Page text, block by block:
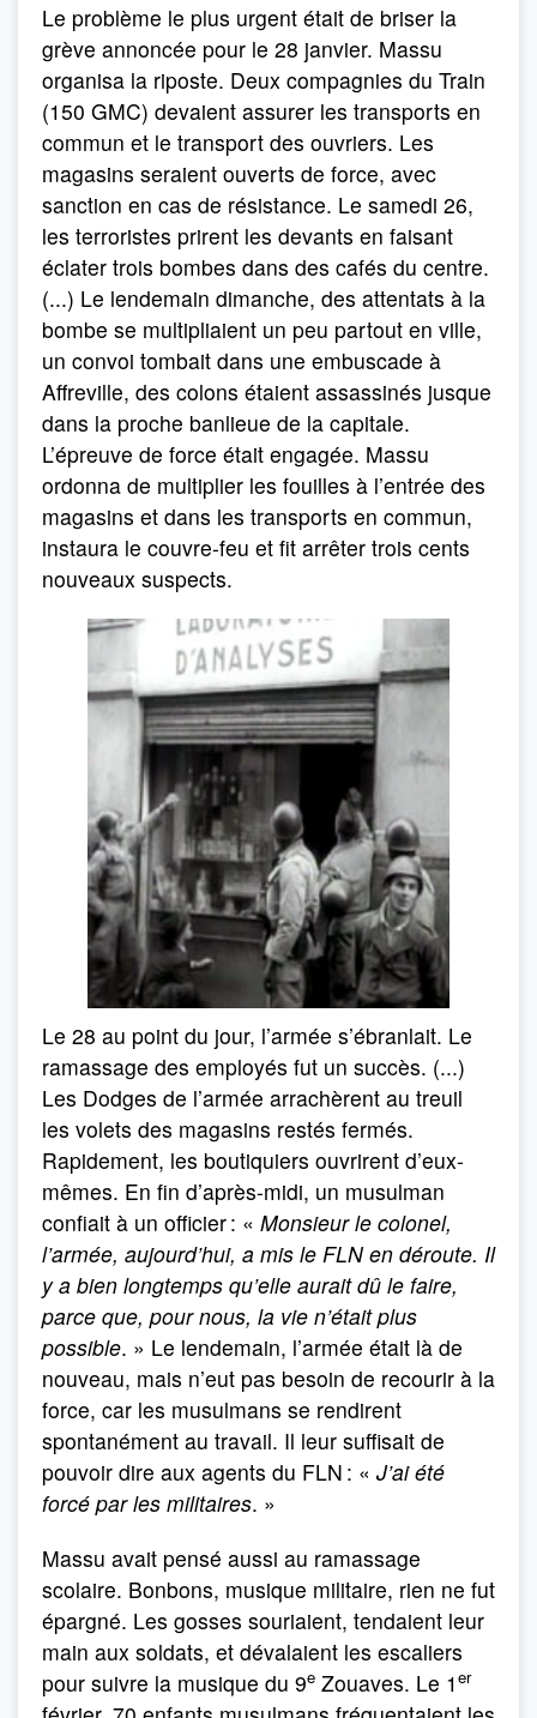
Le problème le plus urgent était de briser la
grève annoncée pour le 28 janvier. Massu
organisa la riposte. Deux compagnies du Train
(150 GMC) devaient assurer les transports en
commun et le transport des ouvriers. Les
magasins seraient ouverts de force, avec
sanction en cas de résistance. Le samedi 26,
les terroristes prirent les devants en faisant
éclater trois bombes dans des cafés du centre.
(...) Le lendemain dimanche, des attentats à la
bombe se multipliaient un peu partout en ville,
un convoi tombait dans une embuscade à
Affreville, des colons étaient assassinés jusque
dans la proche banlieue de la capitale.
L’épreuve de force était engagée. Massu
ordonna de multiplier les fouilles à l’entrée des
magasins et dans les transports en commun,
instaura le couvre-feu et fit arrêter trois cents
nouveaux suspects.
Le 28 au point du jour, l’armée s’ébranlait. Le
ramassage des employés fut un succès. (...)
Les Dodges de l’armée arrachèrent au treuil
les volets des magasins restés fermés.
Rapidement, les boutiquiers ouvrirent d’eux-
mêmes. En fin d’après-midi, un musulman
confiait à un officier : « Monsieur le colonel,
l’armée, aujourd’hui, a mis le FLN en déroute. Il
y a bien longtemps qu’elle aurait dû le faire,
parce que, pour nous, la vie n’était plus
possible. » Le lendemain, l’armée était là de
nouveau, mais n’eut pas besoin de recourir à la
force, car les musulmans se rendirent
spontanément au travail. Il leur suffisait de
pouvoir dire aux agents du FLN : « J’ai été
forcé par les militaires. »
Massu avait pensé aussi au ramassage
scolaire. Bonbons, musique militaire, rien ne fut
épargné. Les gosses souriaient, tendaient leur
main aux soldats, et dévalaient les escaliers
pour suivre la musique du 9e Zouaves. Le 1 er